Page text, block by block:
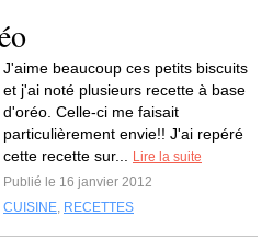
J'aime beaucoup ces petits biscuits
et j'ai noté plusieurs recette à base
d'oréo. Celle-ci me faisait
particulièrement envie!! J'ai repéré
cette recette sur...
Lire la suite
Publié le 16 janvier 2012
CUISINE, RECETTES